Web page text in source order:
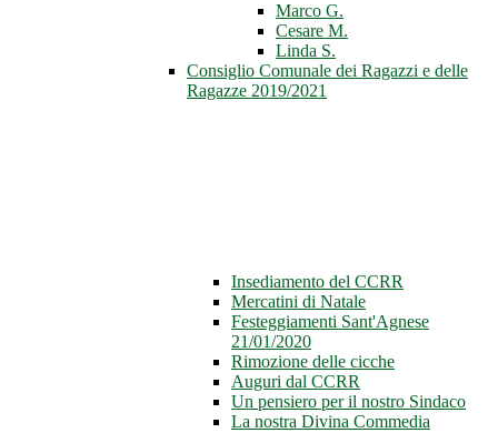
Marco G.
Cesare M.
Linda S.
Consiglio Comunale dei Ragazzi e delle
Ragazze 2019/2021
Insediamento del CCRR
Mercatini di Natale
Festeggiamenti Sant'Agnese
21/01/2020
Rimozione delle cicche
Auguri dal CCRR
Un pensiero per il nostro Sindaco
La nostra Divina Commedia